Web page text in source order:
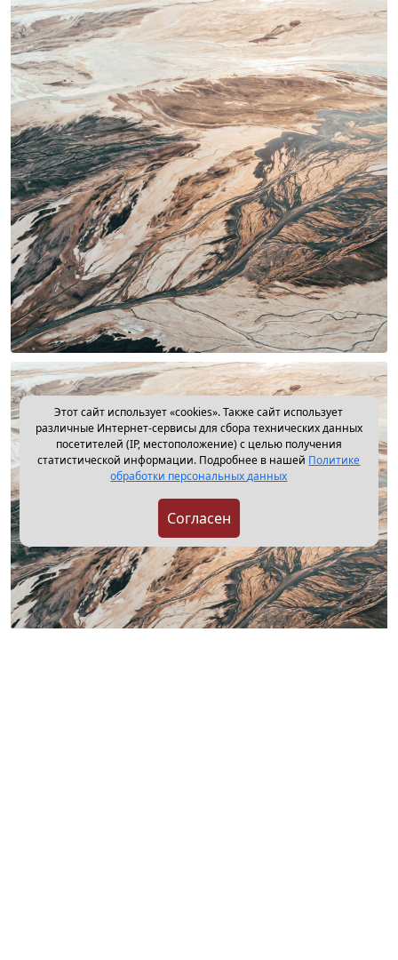
Этот сайт использует «cookies». Также сайт использует
различные Интернет-сервисы для сбора технических данных
посетителей (IP, местоположение) с целью получения
статистической информации. Подробнее в нашей Политике
обработки персональных данных
Согласен